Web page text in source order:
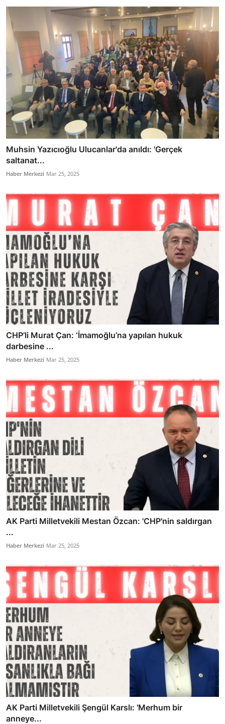
Muhsin Yazıcıoğlu Ulucanlar'da anıldı: 'Gerçek
saltanat...
Haber Merkezi Mar 25, 2025
CHP’li Murat Çan: ‘İmamoğlu’na yapılan hukuk
darbesine ...
Haber Merkezi Mar 25, 2025
AK Parti Milletvekili Mestan Özcan: 'CHP'nin saldırgan
...
Haber Merkezi Mar 25, 2025
AK Parti Milletvekili Şengül Karslı: 'Merhum bir
anneye...